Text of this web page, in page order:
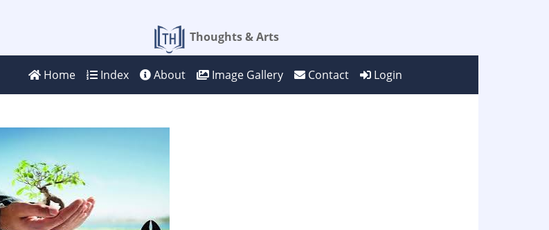
Thoughts & Arts
Home Index About Image Gallery Contact Login